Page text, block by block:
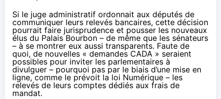
Si le juge administratif ordonnait aux députés de
communiquer leurs relevés bancaires, cette décision
pourrait faire jurisprudence et pousser les nouveaux
élus du Palais Bourbon – de même que les sénateurs
– à se montrer eux aussi transparents. Faute de
quoi, de nouvelles « demandes CADA » seraient
possibles pour inviter les parlementaires à
divulguer – pourquoi pas par le biais d’une mise en
ligne, comme le prévoit la loi Numérique – les
relevés de leurs comptes dédiés aux frais de
mandat.